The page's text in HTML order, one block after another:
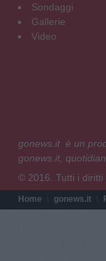
Sondaggi
Gallerie
Video
gonews.it è un
gonews.it,
© 2016. Tutti i diritti
Home gonews.it